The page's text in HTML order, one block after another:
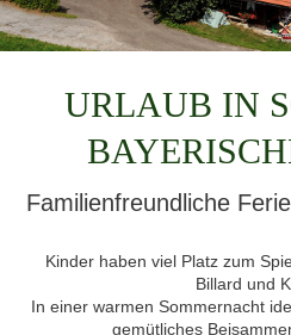
URLAUB IN
Familienfreundliche
Kinder haben viel Platz zum
Billard und
In einer warmen Sommernacht
gemütliches